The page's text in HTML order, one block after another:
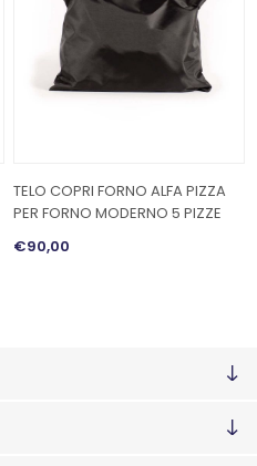
TELO COPRI FORNO ALFA PIZZA
PER FORNO MODERNO 5 PIZZE
€90,00